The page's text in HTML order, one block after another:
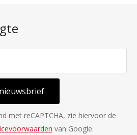
met reCAPTCHA, zie hiervoor de
van Google.